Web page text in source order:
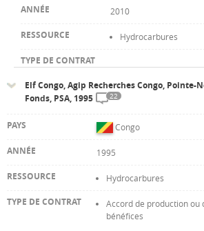
2010
Hydrocarbures
Elf Congo, Agip Recherches Congo, Pointe-
Fonds, PSA, 1995
22
Congo
1995
Hydrocarbures
Accord de production ou
bénéfices